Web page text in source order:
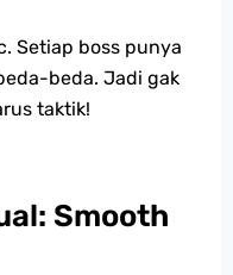
Setiap boss punya
beda. Jadi gak
taktik!
Smooth